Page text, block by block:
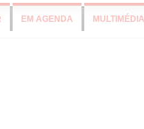
EM AGENDA MULTIMÉDIA